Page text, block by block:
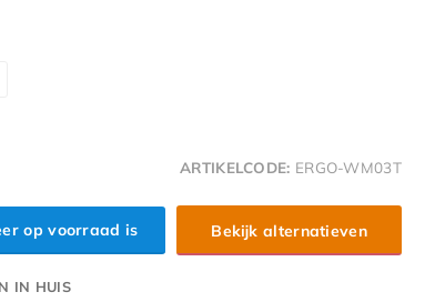
ARTIKELCODE: ERGO-WM03T
op voorraad is Bekijk alternatieven
IN HUIS